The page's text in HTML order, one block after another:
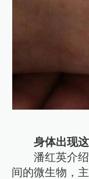
身体出现
潘红英介
间的微生物，